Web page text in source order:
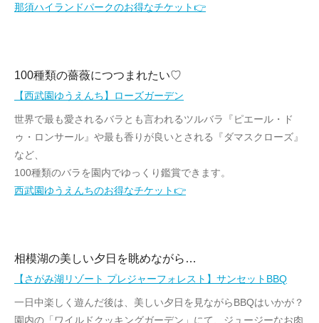
那須ハイランドパークのお得なチケット👉
100種類の薔薇につつまれたい♡
【西武園ゆうえんち】ローズガーデン
世界で最も愛されるバラとも言われるツルバラ『ピエール・ド
ゥ・ロンサール』や最も香りが良いとされる『ダマスクローズ』
など、
100種類のバラを園内でゆっくり鑑賞できます。
西武園ゆうえんちのお得なチケット👉
相模湖の美しい夕日を眺めながら…
【さがみ湖リゾート プレジャーフォレスト】サンセットBBQ
一日中楽しく遊んだ後は、美しい夕日を見ながらBBQはいかが？
園内の「ワイルドクッキングガーデン」にて、ジュージーなお肉